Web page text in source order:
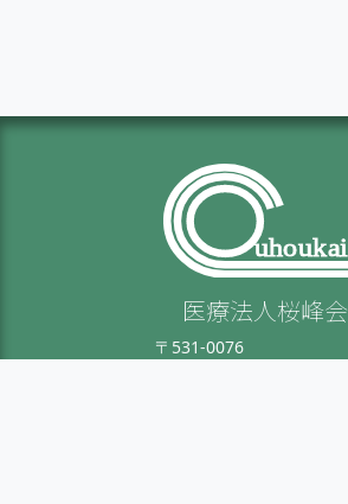
uhoukai
医療法人桜峰会
〒531-0076